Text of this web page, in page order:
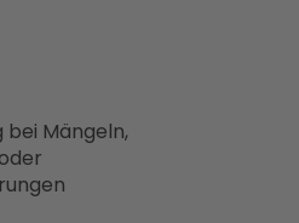
bei Mängeln,